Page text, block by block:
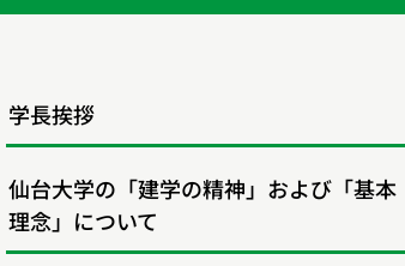
学長挨拶
仙台大学の「建学の精神」および「基本
理念」について